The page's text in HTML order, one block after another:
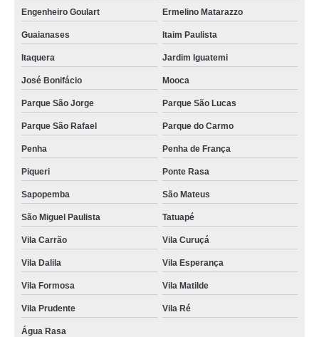
tomografias abdome e pelve com contraste Aricanduva
preço de tomografia com sedação cerebral Imirim
tomografias dos rins São João
preço de tomografia pulmonar Belém
preço de tomografia de abdôme Sapopemba
preço de tomografia axial Feital
preço de tomografia dos rins Água Azul
clínica para tomografia dos rins Vila Carrão
tomografia com sedação cerebral em sp Santana
preço de tomografia com sedação Imirim
clínica para tomografia de abdôme Bom Clima
tomografia axial em sp Jardim Araguaia
tomografia de abdôme em sp Jardim Fortaleza
Engenheiro Goulart Ermelino Matarazzo
Guaianases Itaim Paulista
Itaquera Jardim Iguatemi
José Bonifácio Mooca
Parque São Jorge Parque São Lucas
Parque São Rafael Parque do Carmo
Penha Penha de França
Piqueri Ponte Rasa
Sapopemba São Mateus
São Miguel Paulista Tatuapé
Vila Carrão Vila Curuçá
Vila Dalila Vila Esperança
Vila Formosa Vila Matilde
Vila Prudente Vila Ré
Água Rasa